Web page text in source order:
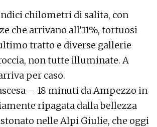
chilometri di salita, con
che arrivano all’11%, tortuosi
tratto e diverse gallerie
non tutte illuminate. A
per caso.
– 18 minuti da Ampezzo in
ripagata dalla bellezza
nelle Alpi Giulie, che oggi